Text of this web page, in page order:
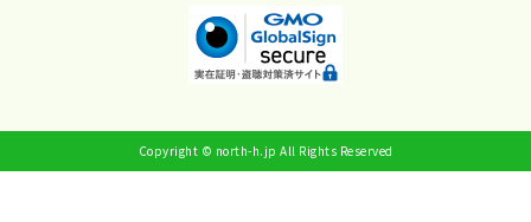
Copyright © north-h.jp All Rights Reserved